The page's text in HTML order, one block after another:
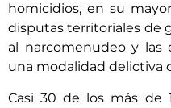
homicidios, en su
disputas territoriales de
al narcomenudeo y las
una modalidad delictiva
Casi 30 de los más de